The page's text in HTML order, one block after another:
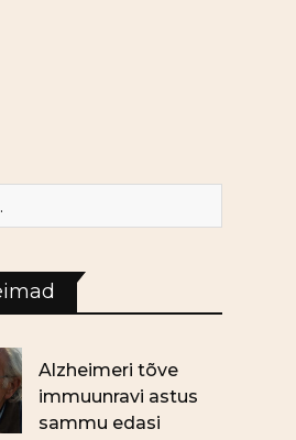
Alzheimeri tõve
immuunravi astus
sammu edasi